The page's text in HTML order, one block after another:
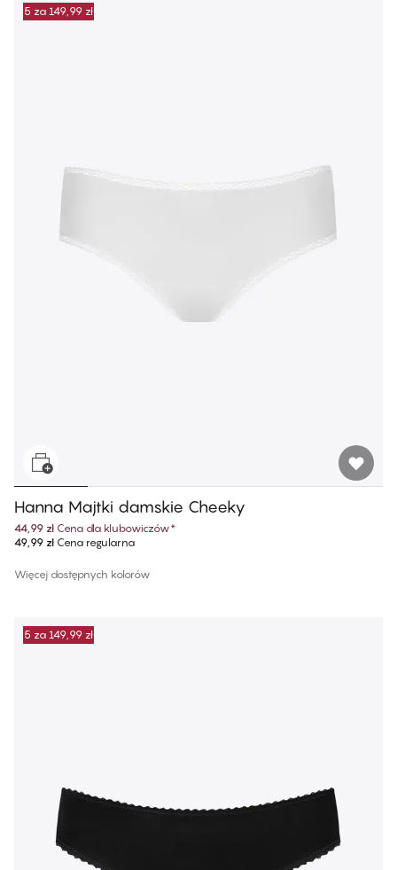
5 za 149,99 zł
Hanna Majtki damskie Cheeky
44,99 zł Cena dla klubowiczów*
49,99 złCena regularna
Więcej dostępnych kolorów
5 za 149,99 zł